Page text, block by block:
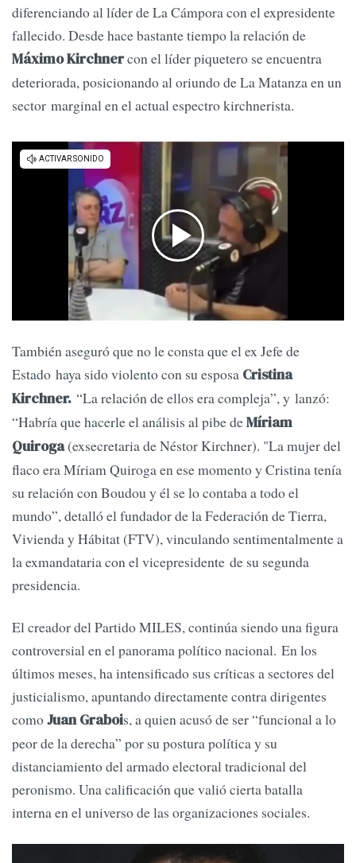
diferenciando al líder de La Cámpora con el expresidente
fallecido. Desde hace bastante tiempo la relación de
Máximo Kirchnercon el líder piquetero se encuentra
deteriorada, posicionando al oriundo de La Matanza en un
sector marginal en el actual espectro kirchnerista.
También aseguró que no le consta que el ex Jefe de
Estado haya sido violento con su esposa Cristina
Kirchner. “La relación de ellos era compleja”, y lanzó:
“Habría que hacerle el análisis al pibe deMíriam
Quiroga(exsecretaria de Néstor Kirchner). "La mujer del
flaco era Míriam Quiroga en ese momento y Cristina tenía
su relación con Boudou y él se lo contaba a todo el
mundo”, detalló el fundador de la Federación de Tierra,
Vivienda y Hábitat (FTV), vinculando sentimentalmente a
la exmandataria con el vicepresidente de su segunda
presidencia.
El creador del Partido MILES, continúa siendo una figura
controversial en el panorama político nacional. En los
últimos meses, ha intensificado sus críticas a sectores del
justicialismo, apuntando directamente contra dirigentes
comoJuan Grabois, a quien acusó de ser “funcional a lo
peor de la derecha” por su postura política y su
distanciamiento del armado electoral tradicional del
peronismo. Una calificación que valió cierta batalla
interna en el universo de las organizaciones sociales.